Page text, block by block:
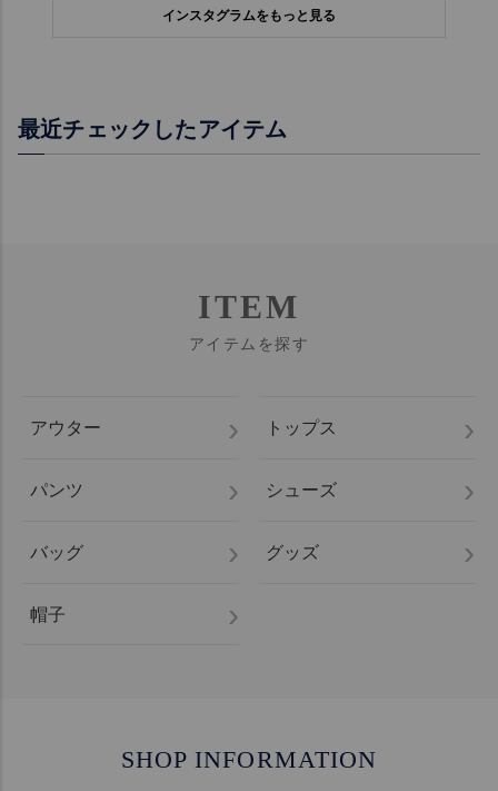
インスタグラムをもっと見る
最近チェックしたアイテム
ITEM
アイテムを探す
アウター トップス
パンツ シューズ
バッグ グッズ
帽子
SHOP INFORMATION